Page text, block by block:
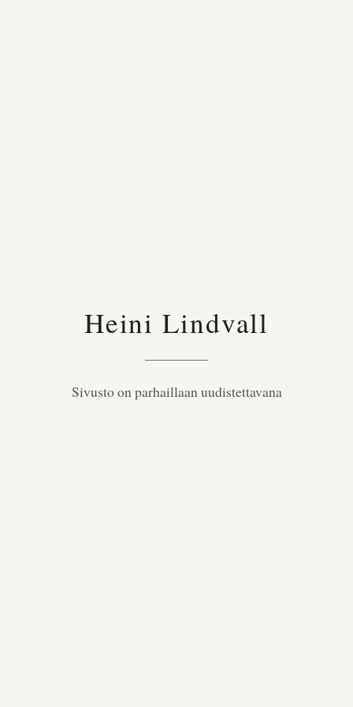
Heini Lindvall
Sivusto on parhaillaan uudistettavana